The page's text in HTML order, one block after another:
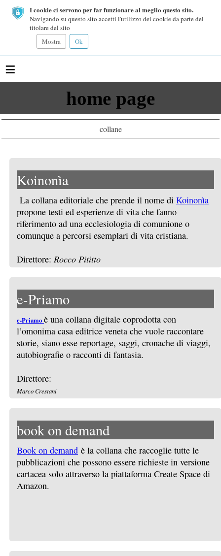
I cookie ci servono per far funzionare al meglio questo sito.
Navigando su questo sito accetti l'utilizzo dei cookie da parte del
titolare del sito
Mostra
Ok
≡
home page
collane
Koinonìa
La collana editoriale che prende il nome di Koinonìa
propone testi ed esperienze di vita che fanno
riferimento ad una ecclesiologia di comunione o
comunque a percorsi esemplari di vita cristiana.
Direttore: Rocco Pititto
e-Priamo
e-Priamo è una collana digitale coprodotta con
l’omonima casa editrice veneta che vuole raccontare
storie, siano esse reportage, saggi, cronache di viaggi,
autobiografie o racconti di fantasia.
Direttore:
Marco Crestani
book on demand
Book on demandè la collana che raccoglie tutte le
pubblicazioni che possono essere richieste in versione
cartacea solo attraverso la piattaforma Create Space di
Amazon.